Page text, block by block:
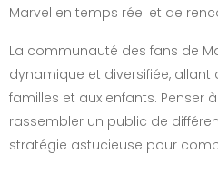
Marvel en temps réel et de
La communauté des fans de
dynamique et diversifiée, allant
familles et aux enfants. Penser
rassembler un public de
stratégie astucieuse pour